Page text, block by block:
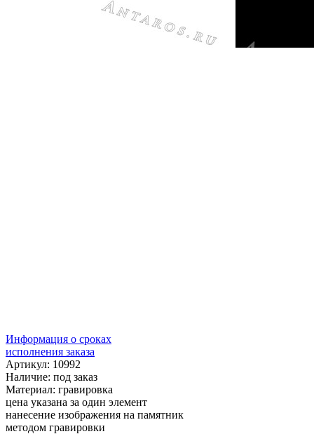
Информация о сроках
исполнения заказа
Артикул: 10992
Наличие: под заказ
Материал: гравировка
цена указана за один элемент
нанесение изображения на памятник
методом гравировки